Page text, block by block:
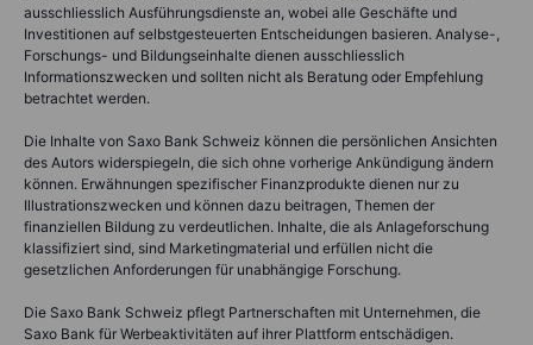
ausschliesslich Ausführungsdienste an, wobei alle Geschäfte und
Investitionen auf selbstgesteuerten Entscheidungen basieren. Analyse-,
Forschungs- und Bildungseinhalte dienen ausschliesslich
Informationszwecken und sollten nicht als Beratung oder Empfehlung
betrachtet werden.
Die Inhalte von Saxo Bank Schweiz können die persönlichen Ansichten
des Autors widerspiegeln, die sich ohne vorherige Ankündigung ändern
können. Erwähnungen spezifischer Finanzprodukte dienen nur zu
Illustrationszwecken und können dazu beitragen, Themen der
finanziellen Bildung zu verdeutlichen. Inhalte, die als Anlageforschung
klassifiziert sind, sind Marketingmaterial und erfüllen nicht die
gesetzlichen Anforderungen für unabhängige Forschung.
Die Saxo Bank Schweiz pflegt Partnerschaften mit Unternehmen, die
Saxo Bank für Werbeaktivitäten auf ihrer Plattform entschädigen.